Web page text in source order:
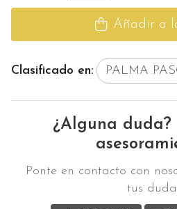
Añadir a
Clasificado en: PALMA
¿Alguna duda?
Ponte en contacto con
tus